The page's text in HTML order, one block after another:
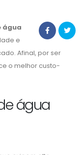
água
e
Afinal, por ser
o melhor custo-
água